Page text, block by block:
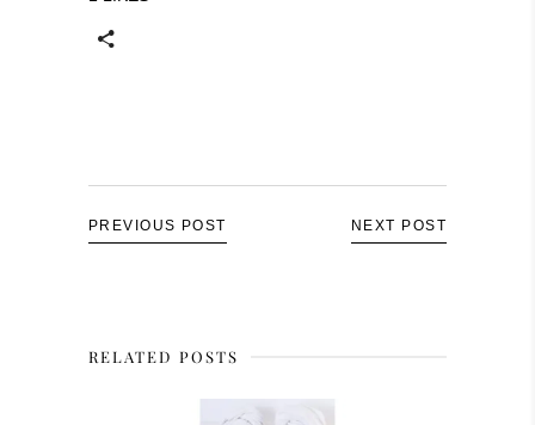
PREVIOUS POST NEXT POST
RELATED POSTS